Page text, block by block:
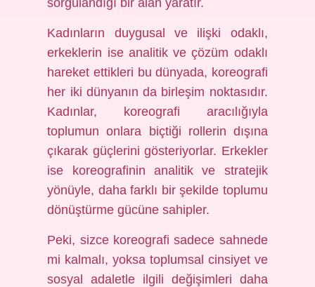
sorgulandığı bir alan yaratır.
Kadınların duygusal ve ilişki odaklı,
erkeklerin ise analitik ve çözüm odaklı
hareket ettikleri bu dünyada, koreografi
her iki dünyanın da birleşim noktasıdır.
Kadınlar, koreografi aracılığıyla
toplumun onlara biçtiği rollerin dışına
çıkarak güçlerini gösteriyorlar. Erkekler
ise koreografinin analitik ve stratejik
yönüyle, daha farklı bir şekilde toplumu
dönüştürme gücüne sahipler.
Peki, sizce koreografi sadece sahnede
mi kalmalı, yoksa toplumsal cinsiyet ve
sosyal adaletle ilgili değişimleri daha